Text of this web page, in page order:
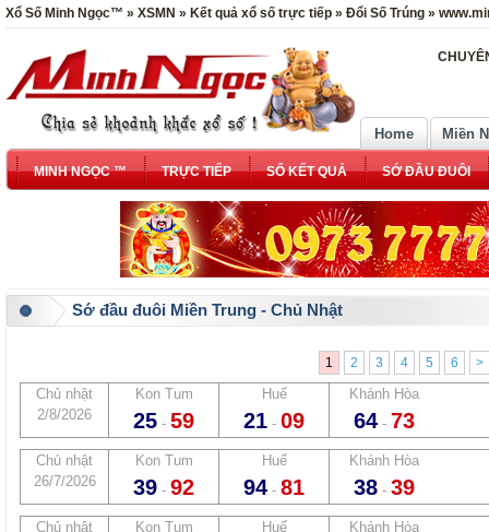
Xổ Số Minh Ngọc™ » XSMN » Kết quả xổ số trực tiếp » Đổi Số Trúng »
Home Miền
MINH NGỌC ™ TRỰC TIẾP SỔ KẾT QUẢ SỚ ĐẦU ĐUÔI
Sớ đầu đuôi Miền Trung - Chủ Nhật
1 2 3 4 5 6 >
Chủ nhật
2/8/2026
Kon Tum
25 - 59
Huế
21 - 09
Khánh Hòa
64 - 73
Chủ nhật
26/7/2026
Kon Tum
39 - 92
Huế
94 - 81
Khánh Hòa
38 - 39
Chủ nhật
Kon Tum Huế Khánh Hòa